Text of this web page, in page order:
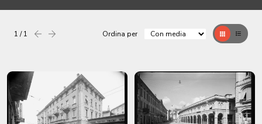
1 / 1 Precedentesuccessiva Ordina per GrigliaTable